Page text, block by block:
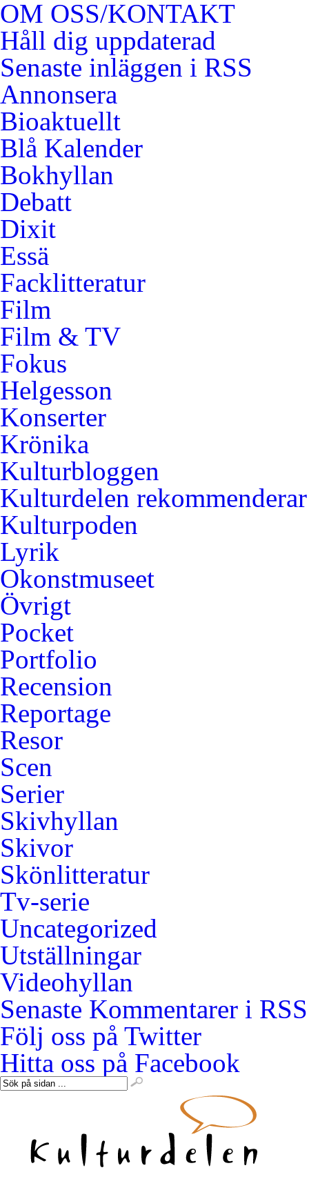
OM OSS/KONTAKT
Håll dig uppdaterad
Senaste inläggen i RSS
Annonsera
Bioaktuellt
Blå Kalender
Bokhyllan
Debatt
Dixit
Essä
Facklitteratur
Film
Film & TV
Fokus
Helgesson
Konserter
Krönika
Kulturbloggen
Kulturdelen rekommenderar
Kulturpoden
Lyrik
Okonstmuseet
Övrigt
Pocket
Portfolio
Recension
Reportage
Resor
Scen
Serier
Skivhyllan
Skivor
Skönlitteratur
Tv-serie
Uncategorized
Utställningar
Videohyllan
Senaste Kommentarer i RSS
Följ oss på Twitter
Hitta oss på Facebook